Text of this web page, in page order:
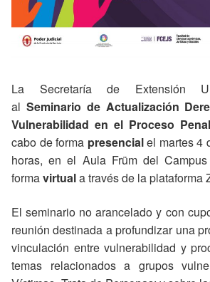
La Secretaría de Extensión
al Seminario de Actualización
Vulnerabilidad en el Proceso Penal
cabo de forma presencialel martes 4
horas, en el Aula Früm del
formavirtuala través de la plataforma
El seminario no arancelado y con
reunión destinada a profundizar una
vinculación entre vulnerabilidad y
temas relacionados a grupos